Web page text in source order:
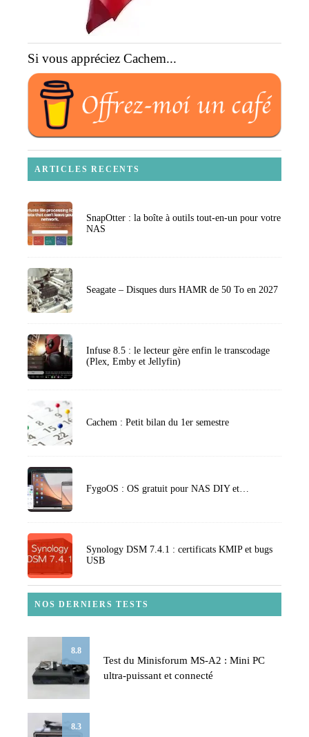
Si vous appréciez Cachem...
ARTICLES RECENTS
SnapOtter : la boîte à outils tout-en-un pour votre
NAS
Seagate – Disques durs HAMR de 50 To en 2027
Infuse 8.5 : le lecteur gère enfin le transcodage
(Plex, Emby et Jellyfin)
Cachem : Petit bilan du 1er semestre
FygoOS : OS gratuit pour NAS DIY et…
Synology DSM 7.4.1 : certificats KMIP et bugs
USB
NOS DERNIERS TESTS
8.8
Test du Minisforum MS-A2 : Mini PC
ultra-puissant et connecté
8.3